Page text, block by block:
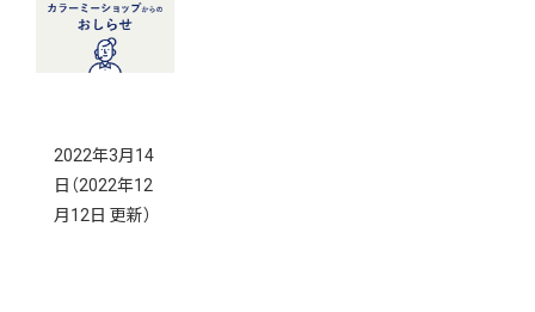
2022年3月14
日 （2022年12
月12日 更新）